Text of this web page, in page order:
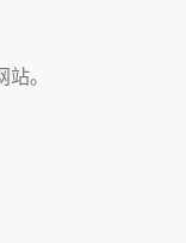
。